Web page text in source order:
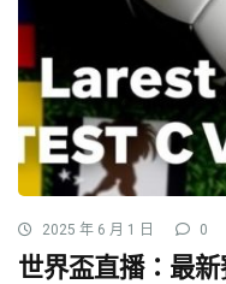
2025 年 6 月 1 日 0
世界盃直播：最